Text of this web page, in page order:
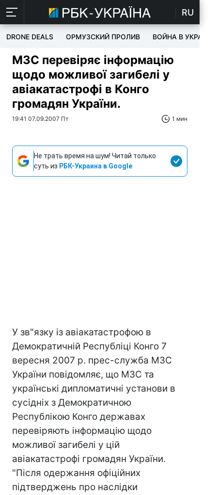
RU
DRONE DEALS ОРМУЗСКИЙ ПРОЛИВ ВОЙНА В УКРАИНЕ
МЗС перевіряє інформацію
щодо можливої загибелі у
авіакатастрофі в Конго
громадян України.
19:41 07.09.2007 Пт 1 мин
Не трать время на шум! Читай только
суть из РБК-Украина в Google
У зв"язку із авіакатастрофою в
Демократичній Республіці Конго 7
вересня 2007 р. прес-служба МЗС
України повідомляє, що МЗС та
українські дипломатичні установи в
сусідніх з Демократичною
Республікою Конго державах
перевіряють інформацію щодо
можливої загибелі у цій
авіакатастрофі громадян України.
"Після одержання офіційних
підтверджень про наслідки